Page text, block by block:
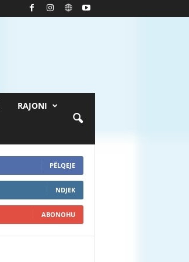
RAJONI
PËLQEJE
NDJEK
ABONOHU